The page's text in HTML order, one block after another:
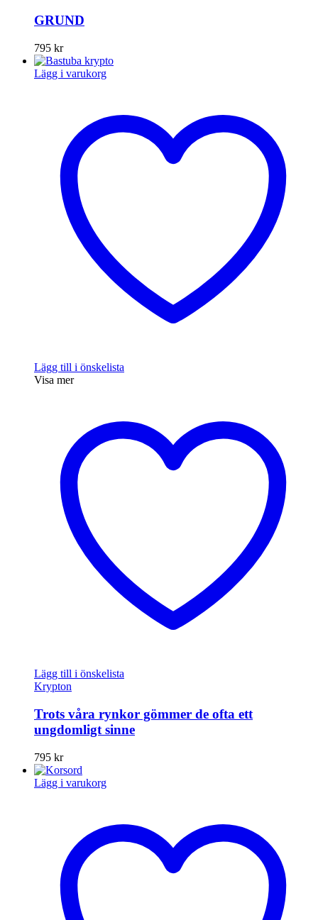
GRUND
795 kr
Lägg i varukorg
Lägg till i önskelista
Visa mer
Lägg till i önskelista
Krypton
Trots våra rynkor gömmer de ofta ett
ungdomligt sinne
795 kr
Lägg i varukorg